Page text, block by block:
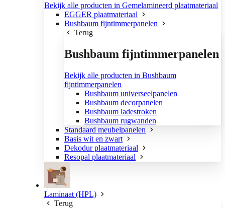
Bekijk alle producten in Gemelamineerd plaatmateriaal
EGGER plaatmateriaal
Bushbaum fijntimmerpanelen
Terug
Bushbaum fijntimmerpanelen
Bekijk alle producten in Bushbaum
fijntimmerpanelen
Bushbaum universeelpanelen
Bushbaum decorpanelen
Bushbaum ladestroken
Bushbaum rugwanden
Standaard meubelpanelen
Basis wit en zwart
Dekodur plaatmateriaal
Resopal plaatmateriaal
Laminaat (HPL)
Terug